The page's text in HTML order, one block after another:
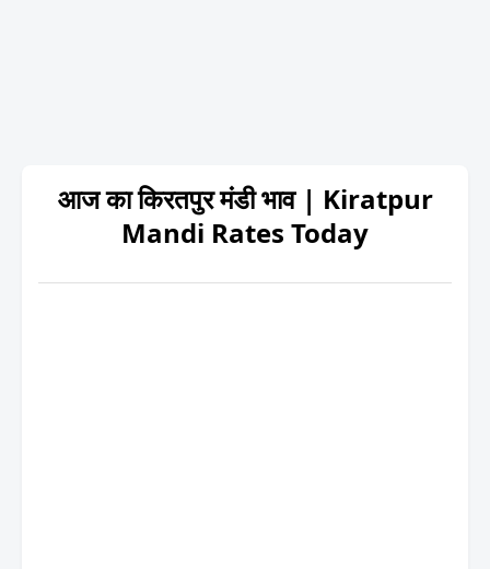
आज का किरतपुर मंडी भाव | Kiratpur
Mandi Rates Today